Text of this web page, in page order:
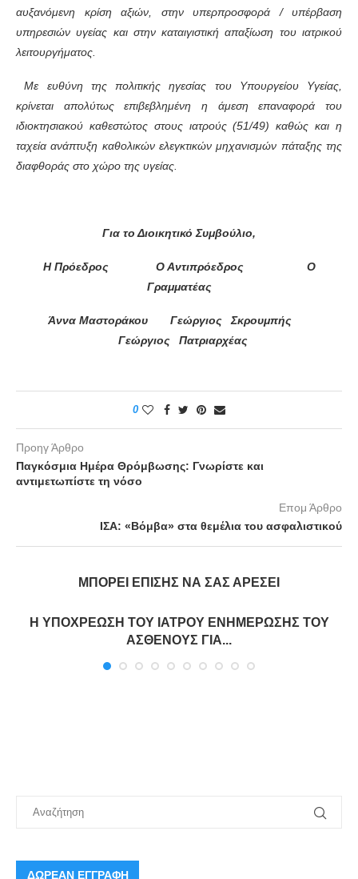
αυξανόμενη κρίση αξιών, στην υπερπροσφορά / υπέρβαση
υπηρεσιών υγείας και στην καταιγιστική απαξίωση του ιατρικού
λειτουργήματος.
Με ευθύνη της πολιτικής ηγεσίας του Υπουργείου Υγείας,
κρίνεται απολύτως επιβεβλημένη η άμεση επαναφορά του
ιδιοκτησιακού καθεστώτος στους ιατρούς (51/49) καθώς και η
ταχεία ανάπτυξη καθολικών ελεγκτικών μηχανισμών πάταξης της
διαφθοράς στο χώρο της υγείας.
Για το Διοικητικό Συμβούλιο,
Η Πρόεδρος Ο Αντιπρόεδρος Ο
Γραμματέας
Άννα Μαστοράκου Γεώργιος Σκρουμπής
Γεώργιος Πατριαρχέας
0
Προηγ Άρθρο
Παγκόσμια Ημέρα Θρόμβωσης: Γνωρίστε και
αντιμετωπίστε τη νόσο
Επομ Άρθρο
ΙΣΑ: «Βόμβα» στα θεμέλια του ασφαλιστικού
ΜΠΟΡΕΊ ΕΠΊΣΗΣ ΝΑ ΣΑΣ ΑΡΈΣΕΙ
Η ΥΠΟΧΡΕΩΣΗ ΤΟΥ ΙΑΤΡΟΥ ΕΝΗΜΕΡΩΣΗΣ ΤΟΥ
ΑΣΘΕΝΟΥΣ ΓΙΑ...
ΔΩΡΕΑΝ ΕΓΓΡΑΦΗ